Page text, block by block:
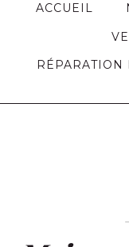
ACCUEIL
RÉPARATION